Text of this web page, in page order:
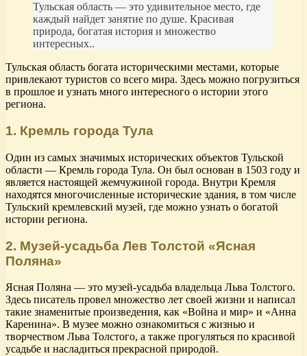
Тульская область — это удивительное место, где
каждый найдет занятие по душе. Красивая
природа, богатая история и множество
интересных..
Тульская область богата историческими местами, которые
привлекают туристов со всего мира. Здесь можно погрузиться
в прошлое и узнать много интересного о истории этого
региона.
1. Кремль города Тула
Один из самых значимых исторических объектов Тульской
области — Кремль города Тула. Он был основан в 1503 году и
является настоящей жемчужиной города. Внутри Кремля
находятся многочисленные исторические здания, в том числе
Тульский кремлевский музей, где можно узнать о богатой
истории региона.
2. Музей-усадьба Лев Толстой «Ясная
Поляна»
Ясная Поляна — это музей-усадьба владельца Льва Толстого.
Здесь писатель провел множество лет своей жизни и написал
такие знаменитые произведения, как «Война и мир» и «Анна
Каренина». В музее можно ознакомиться с жизнью и
творчеством Льва Толстого, а также прогуляться по красивой
усадьбе и насладиться прекрасной природой.